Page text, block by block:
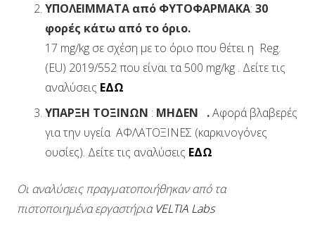
ΥΠΟΛΕIΜΜΑΤΑ από ΦΥΤΟΦΑΡΜΑΚΑ: 30
φορές κάτω από το όριο.
17 mg/kg σε σχέση με το όριο που θέτει η Reg.
(EU) 2019/552 που είναι τα 500 mg/kg . Δείτε τις
αναλύσεις ΕΔΩ
ΥΠΑΡΞΗ ΤΟΞΙΝΩΝ : ΜΗΔΕΝ .Αφορά βλαβερές
για την υγεία ΑΦΛΑΤΟΞΙΝΕΣ (καρκινογόνες
ουσίες). Δείτε τις αναλύσεις ΕΔΩ
Οι αναλύσεις πραγματοποιήθηκαν από τα
πιστοποιημένα εργαστήρια VELTIA Labs